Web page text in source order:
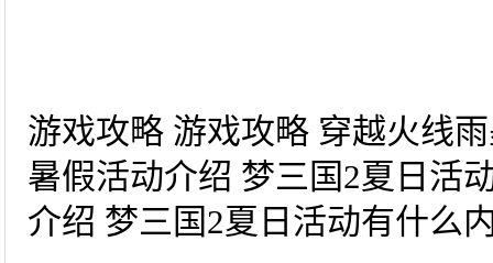
游戏攻略 游戏攻略 穿越火线
暑假活动介绍 梦三国2夏日活
介绍 梦三国2夏日活动有什么